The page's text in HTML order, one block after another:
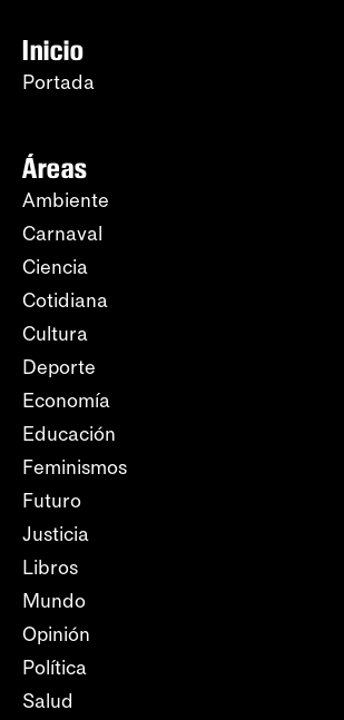
Inicio
Portada
Áreas
Ambiente
Carnaval
Ciencia
Cotidiana
Cultura
Deporte
Economía
Educación
Feminismos
Futuro
Justicia
Libros
Mundo
Opinión
Política
Salud